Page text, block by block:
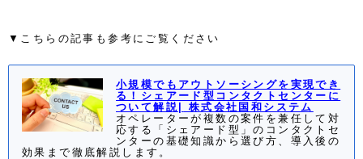
▼こちらの記事も参考にご覧ください
小規模でもアウトソーシングを実現でき
る！シェアード型コンタクトセンターに
ついて解説 |
株式会社国和システム
オペレーターが複数の案件を兼任して対
応する「シェアード型」のコンタクトセ
ンターの基礎知識から選び方、導入後の
効果まで徹底解説します。